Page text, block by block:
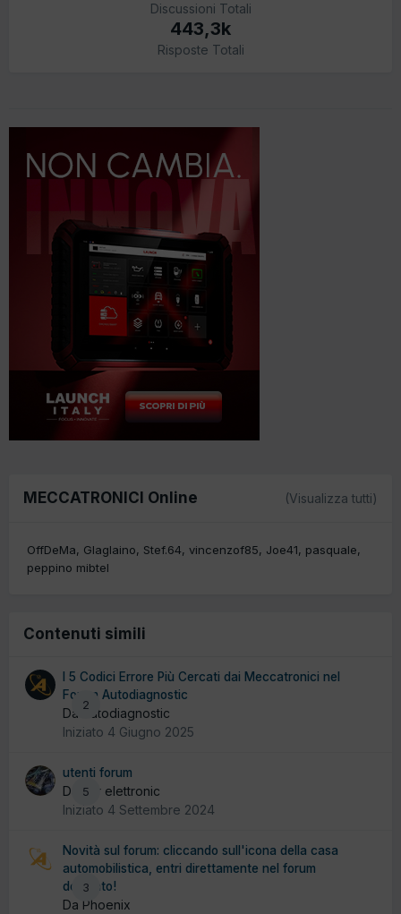
Discussioni Totali
443,3k
Risposte Totali
MECCATRONICI Online (Visualizza tutti)
OffDeMa Glaglaino Stef.64 vincenzof85 Joe41
pasquale
peppino mibtel
Contenuti simili
2
I 5 Codici Errore Più Cercati dai Meccatronici nel
Forum Autodiagnostic
Da Autodiagnostic
Iniziato 4 Giugno 2025
5
utenti forum
Da car elettronic
Iniziato 4 Settembre 2024
3
Novità sul forum: cliccando sull'icona della casa
automobilistica, entri direttamente nel forum
dedicato!
Da Phoenix